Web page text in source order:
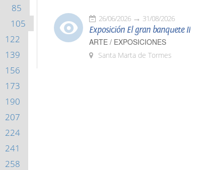
85
105
122
139
156
173
190
207
224
241
258
26/06/2026 31/08/2026
Exposición El gran banquete II
ARTE / EXPOSICIONES
Santa Marta de Tormes